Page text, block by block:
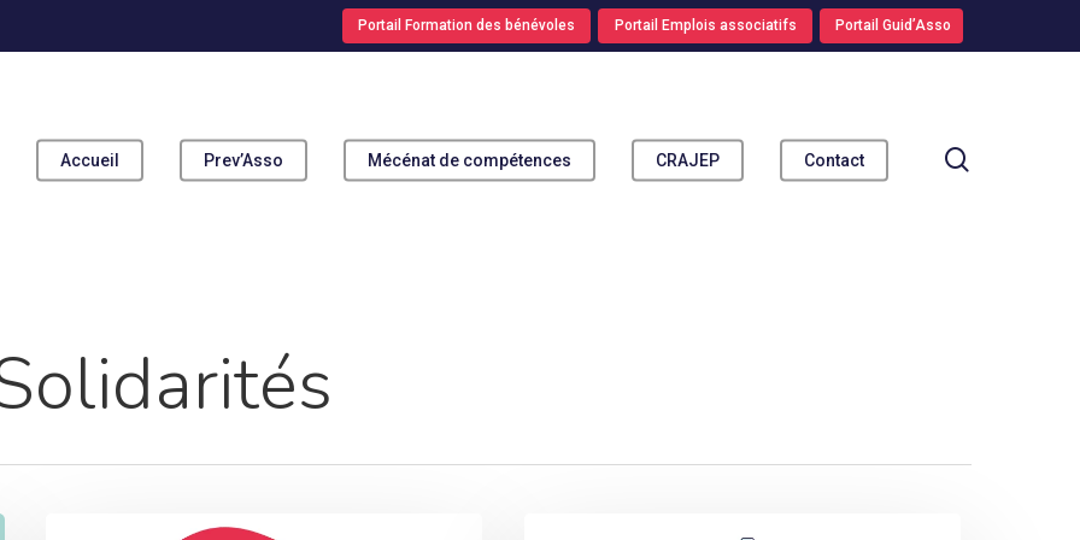
Portail Formation des bénévoles Portail Emplois associatifs Portail Guid’Asso
fermer
Accueil Prev’Asso Mécénat de compétences CRAJEP Contact